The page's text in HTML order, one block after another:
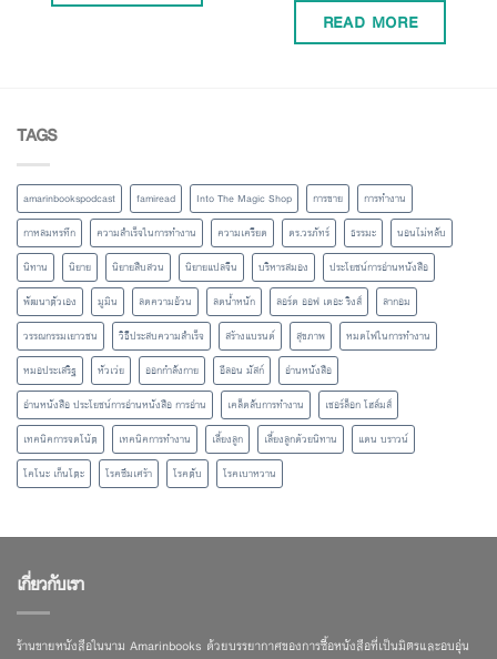
READ MORE
TAGS
amarinbookspodcast famiread Into The Magic Shop การขาย
การทำงาน
กาหลมหรทึก
ความสำเร็จในการทำงาน ความเครียด ดร.วรภัทร์ ธรรมะ
นอนไม่หลับ
นิทาน
นิยาย นิยายสืบสวน นิยายแปลจีน บริหารสมอง
ประโยชน์การอ่านหนังสือ
พัฒนาตัวเอง
มูมิน ลดความอ้วน ลดน้ำหนัก ลอร์ด ออฟ เดอะ ริงส์
ลากอม
วรรณกรรมเยาวชน
วิธีประสบความสำเร็จ สร้างแบรนด์ สุขภาพ
หมดไฟในการทำงาน
หมอประเสริฐ
หัวเว่ย ออกกำลังกาย อีลอน มัสก์
อ่านหนังสือ
อ่านหนังสือ ประโยชน์การอ่านหนังสือ การอ่าน
เคล็ดลับการทำงาน
เชอร์ล็อก โฮล์มส์
เทคนิคการจดโน้ต
เทคนิคการทำงาน เลี้ยงลูก เลี้ยงลูกด้วยนิทาน
แดน บราวน์
โคโนะ เก็นโตะ
โรคซึมเศร้า โรคตับ โรคเบาหวาน
เกี่ยวกับเรา
ร้านขายหนังสือในนาม Amarinbooks ด้วยบรรยากาศของการซื้อหนังสือที่เป็นมิตรและอบอุ่น